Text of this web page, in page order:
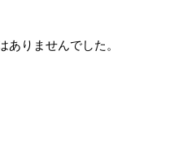
ありませんでした。